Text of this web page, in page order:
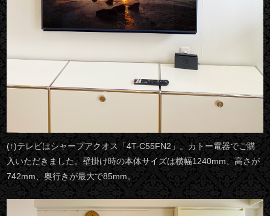
(↑)テレビはシャープアクオス「4T-C55FN2」。カトー電器でご購
入いただきました。壁掛け時の本体サイズは横幅1240mm、高さが
742mm、奥行きが最大で85mm。